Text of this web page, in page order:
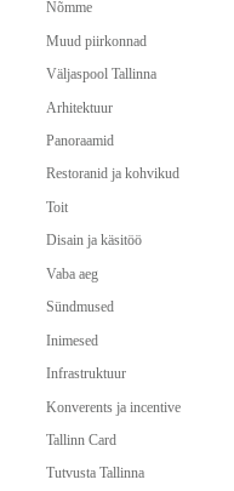
Nõmme
Muud piirkonnad
Väljaspool Tallinna
Arhitektuur
Panoraamid
Restoranid ja kohvikud
Toit
Disain ja käsitöö
Vaba aeg
Sündmused
Inimesed
Infrastruktuur
Konverents ja incentive
Tallinn Card
Tutvusta Tallinna